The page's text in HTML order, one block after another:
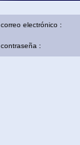
correo electrónico :
contraseña :